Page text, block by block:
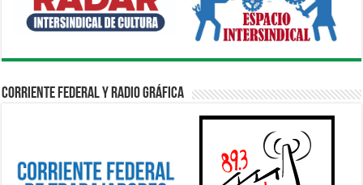
Corriente Federal y Radio Gráfica